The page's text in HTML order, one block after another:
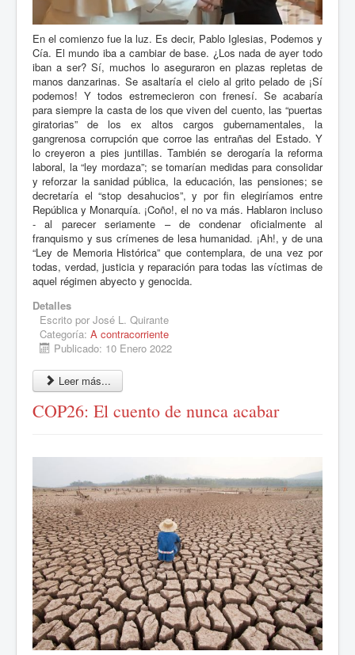
En el comienzo fue la luz. Es decir, Pablo Iglesias, Podemos y
Cía. El mundo iba a cambiar de base. ¿Los nada de ayer todo
iban a ser? Sí, muchos lo aseguraron en plazas repletas de
manos danzarinas. Se asaltaría el cielo al grito pelado de ¡Sí
podemos! Y todos estremecieron con frenesí. Se acabaría
para siempre la casta de los que viven del cuento, las “puertas
giratorias” de los ex altos cargos gubernamentales, la
gangrenosa corrupción que corroe las entrañas del Estado. Y
lo creyeron a pies juntillas. También se derogaría la reforma
laboral, la “ley mordaza”; se tomarían medidas para consolidar
y reforzar la sanidad pública, la educación, las pensiones; se
decretaría el “stop desahucios”, y por fin elegiríamos entre
República y Monarquía. ¡Coño!, el no va más. Hablaron incluso
- al parecer seriamente – de condenar oficialmente al
franquismo y sus crímenes de lesa humanidad. ¡Ah!, y de una
“Ley de Memoria Histórica” que contemplara, de una vez por
todas, verdad, justicia y reparación para todas las víctimas de
aquel régimen abyecto y genocida.
Detalles
Escrito por José L. Quirante
Categoría: A contracorriente
Publicado: 10 Enero 2022
Leer más...
COP26: El cuento de nunca acabar